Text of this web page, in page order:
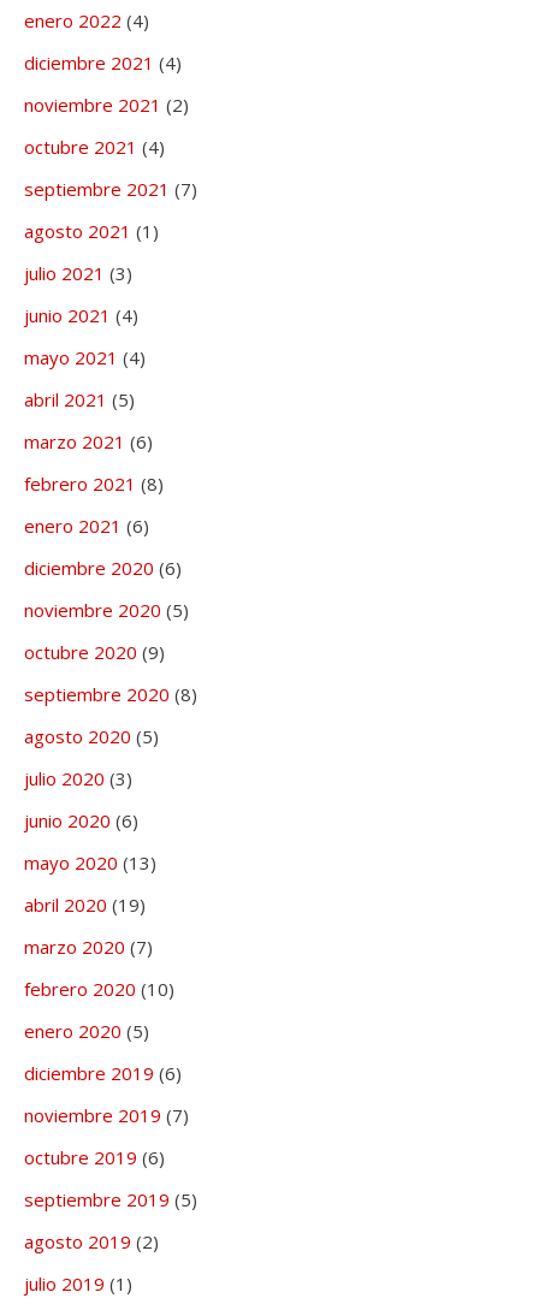
enero 2022 (4)
diciembre 2021 (4)
noviembre 2021 (2)
octubre 2021 (4)
septiembre 2021 (7)
agosto 2021 (1)
julio 2021 (3)
junio 2021 (4)
mayo 2021 (4)
abril 2021 (5)
marzo 2021 (6)
febrero 2021 (8)
enero 2021 (6)
diciembre 2020 (6)
noviembre 2020 (5)
octubre 2020 (9)
septiembre 2020 (8)
agosto 2020 (5)
julio 2020 (3)
junio 2020 (6)
mayo 2020 (13)
abril 2020 (19)
marzo 2020 (7)
febrero 2020 (10)
enero 2020 (5)
diciembre 2019 (6)
noviembre 2019 (7)
octubre 2019 (6)
septiembre 2019 (5)
agosto 2019 (2)
julio 2019 (1)